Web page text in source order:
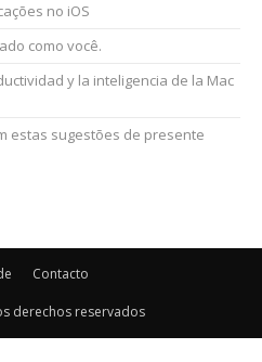
no iOS
como você.
y la inteligencia de la Mac
estas sugestões de presente
Contacto
derechos reservados